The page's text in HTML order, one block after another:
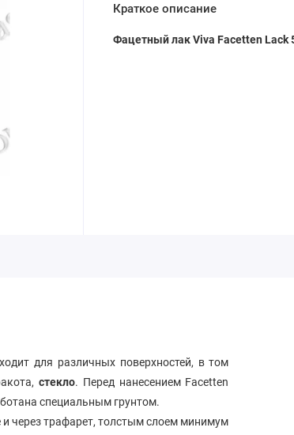
Краткое описание
Фацетный лак Viva Facetten Lack
для различных поверхностей, в том
стекло. Перед нанесением Facetten
специальным грунтом.
через трафарет, толстым слоем минимум